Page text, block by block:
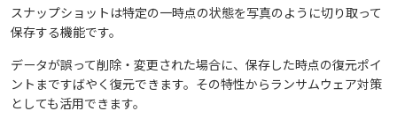
スナップショットは特定の一時点の状態を写真のように切り取って
保存する機能です。
データが誤って削除・変更された場合に、保存した時点の復元ポイ
ントまですばやく復元できます。その特性からランサムウェア対策
としても活用できます。